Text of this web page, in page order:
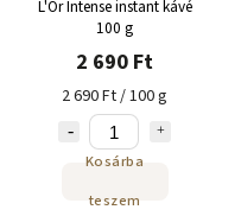
L'Or Intense instant kávé
100 g
2 690 Ft
2 690 Ft / 100 g
Kosárba
teszem